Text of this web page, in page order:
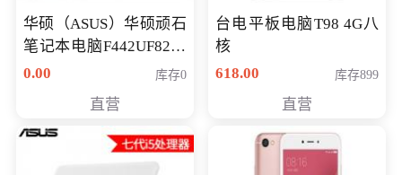
华硕（ASUS）华硕顽石
笔记本电脑F442UF8250
八代独显轻薄办公商务
0.00 库存0
直营
台电平板电脑T98 4G八
核
618.00
库存899
直营